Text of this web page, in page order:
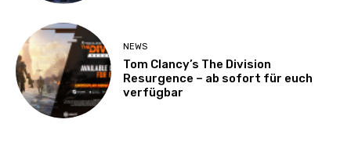
NEWS
Tom Clancy’s The Division
Resurgence – ab sofort für euch
verfügbar